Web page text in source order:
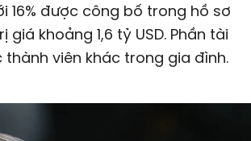
16% được công bố trong hồ sơ
giá khoảng 1,6 tỷ USD. Phần tài
viên khác trong gia đình.